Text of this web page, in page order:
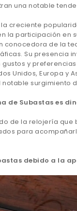
una notable
creciente
la participación en
de la
Su presencia
y
Unidos, Europa y
surgimiento
de Subastas es
de la relojería
para
debido a la